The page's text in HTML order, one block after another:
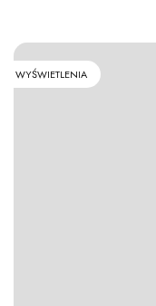
WYŚWIETLENIA